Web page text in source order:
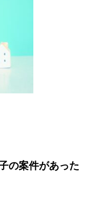
の案件があった